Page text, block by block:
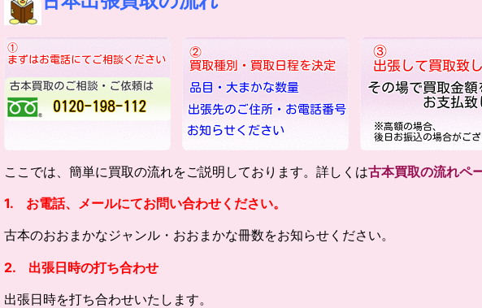
ここでは、簡単に買取の流れをご説明しております。詳しくは古本買取の流れペ
1. お電話、メールにてお問い合わせください。
古本のおおまかなジャンル・ おおまかな冊数をお知らせください。
2. 出張日時の打ち合わせ
出張日時を打ち合わせいたします。